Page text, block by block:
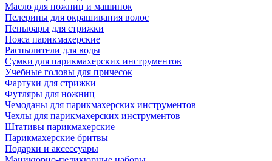
Масло для ножниц и машинок
Пелерины для окрашивания волос
Пеньюары для стрижки
Пояса парикмахерские
Распылители для воды
Сумки для парикмахерских инструментов
Учебные головы для причесок
Фартуки для стрижки
Футляры для ножниц
Чемоданы для парикмахерских инструментов
Чехлы для парикмахерских инструментов
Штативы парикмахерские
Парикмахерские бритвы
Подарки и аксессуары